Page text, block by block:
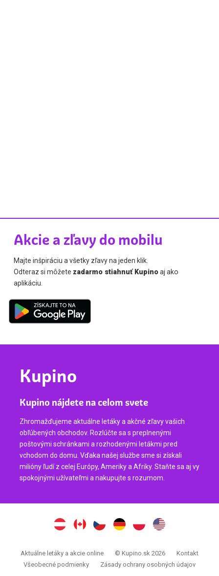
Akcie a zľavy do mobilu
Majte inšpiráciu a všetky zľavy na jeden klik.
Odteraz si môžete zadarmo stiahnuť Kupinoaj ako
aplikáciu.
Kupino
Kupino nájdete na celom svete
Zhromažďujeme aktuálne letáky a akčné zľavy vašich
obľúbených obchodov. Rozlúčte sa s preplnenými
poštovými schránkami a rozhodenými letákmi pred
vchodom do domu. Vďaka našej službe sme si získali
milióny ľudí z celej Európy, Ameriky a Afriky. Staňte sa aj vy
spokojnými užívateľmi a nakupujte s rozumom.
Aktuálne letáky a akcie online © Kupino.sk 2026
Kontakt
Všeobecné podmienky
Zásady ochrany osobných údajov